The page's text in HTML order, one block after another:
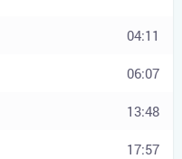
04:11
06:07
13:48
17:57